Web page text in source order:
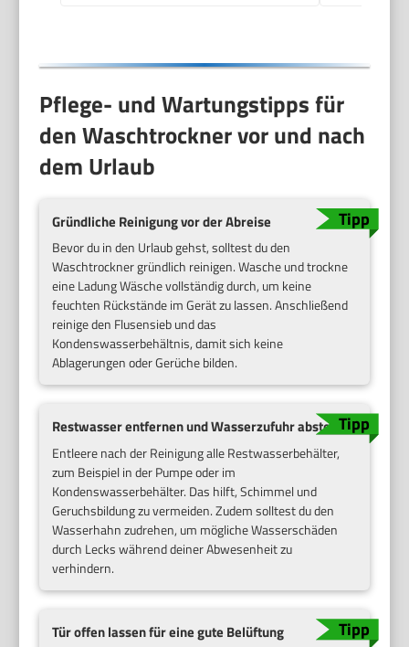
Pflege- und Wartungstipps für
den Waschtrockner vor und nach
dem Urlaub
Gründliche Reinigung vor der Abreise
Bevor du in den Urlaub gehst, solltest du den
Waschtrockner gründlich reinigen. Wasche und trockne
eine Ladung Wäsche vollständig durch, um keine
feuchten Rückstände im Gerät zu lassen. Anschließend
reinige den Flusensieb und das
Kondenswasserbehältnis, damit sich keine
Ablagerungen oder Gerüche bilden.
Restwasser entfernen und Wasserzufuhr abstellen
Entleere nach der Reinigung alle Restwasserbehälter,
zum Beispiel in der Pumpe oder im
Kondenswasserbehälter. Das hilft, Schimmel und
Geruchsbildung zu vermeiden. Zudem solltest du den
Wasserhahn zudrehen, um mögliche Wasserschäden
durch Lecks während deiner Abwesenheit zu
verhindern.
Tür offen lassen für eine gute Belüftung